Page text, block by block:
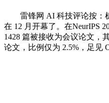
雷锋网 AI 科技评论按：机
在 12 月开幕了。在NeurIPS
1428 篇被接收为会议论文，
论文，比例仅为 2.5%，足见